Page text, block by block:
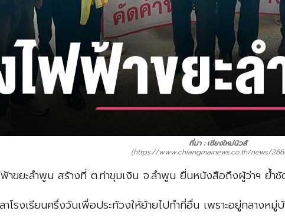
ที่มา : เชียงใหม่นิวส์
(https://www.chiangmainews.co.th/news/
าขยะลำพูน สร้างที่ ต.ท่าขุมเงิน จ.ลำพูน ยื่นหนังสือถึงผู้ว่าฯ ย้ำชั
โรงเรียนครึ่งวันเพื่อประท้วงให้ย้ายไปทำที่อื่น เพราะอยู่กลางห